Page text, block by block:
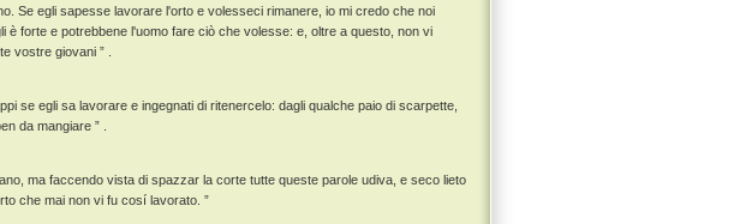
Se egli sapesse lavorare l'orto e volesseci rimanere, io mi credo che noi
è forte e potrebbene l'uomo fare ciò che volesse: e, oltre a questo, non vi
vostre giovani ” .
se egli sa lavorare e ingegnati di ritenercelo: dagli qualche paio di scarpette,
da mangiare ” .
ma faccendo vista di spazzar la corte tutte queste parole udiva, e seco lieto
che mai non vi fu cosí lavorato. ”